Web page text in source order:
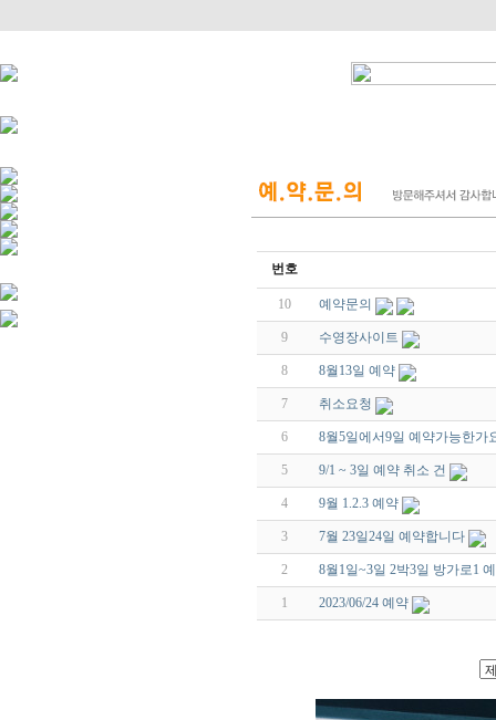
번호
10 예약문의
9 수영장사이트
8 8월13일 예약
7 취소요청
6 8월5일에서9일 예약가능한가
5 9/1 ~ 3일 예약 취소 건
4 9월 1.2.3 예약
3 7월 23일24일 예약합니다
2 8월1일~3일 2박3일 방가로1
1 2023/06/24 예약